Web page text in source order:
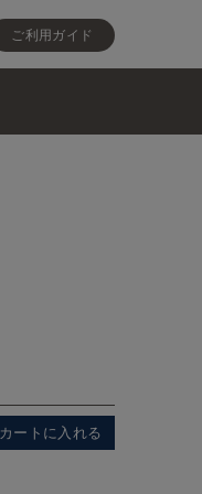
ご利用ガイド
カートに入れる